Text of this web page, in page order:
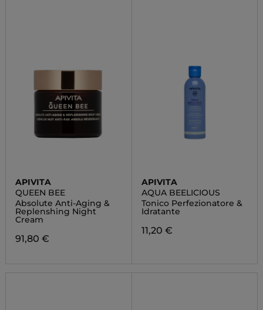
APIVITA
QUEEN BEE
Absolute Anti-Aging &
Replenshing Night
Cream
91,80 €
APIVITA
AQUA BEELICIOUS
Tonico Perfezionatore &
Idratante
11,20 €